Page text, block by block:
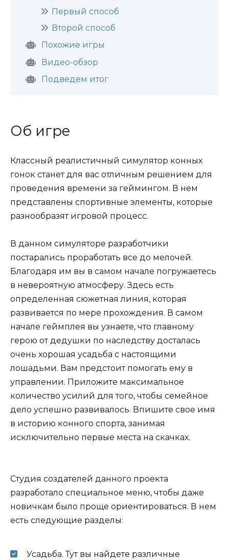
Первый способ
Второй способ
Похожие игры
Видео-обзор
Подведем итог
Об игре
Классный реалистичный симулятор конных
гонок станет для вас отличным решением для
проведения времени за геймингом. В нем
представлены спортивные элементы, которые
разнообразят игровой процесс.
В данном симуляторе разработчики
постарались проработать все до мелочей.
Благодаря им вы в самом начале погружаетесь
в невероятную атмосферу. Здесь есть
определенная сюжетная линия, которая
развивается по мере прохождения. В самом
начале геймплея вы узнаете, что главному
герою от дедушки по наследству досталась
очень хорошая усадьба с настоящими
лошадьми. Вам предстоит помогать ему в
управлении. Приложите максимальное
количество усилий для того, чтобы семейное
дело успешно развивалось. Впишите свое имя
в историю конного спорта, занимая
исключительно первые места на скачках.
Студия создателей данного проекта
разработало специальное меню, чтобы даже
новичкам было проще ориентироваться. В нем
есть следующие разделы:
Усадьба. Тут вы найдете различные